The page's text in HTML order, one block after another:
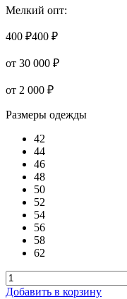
Мелкий опт:
400 ₽400 ₽
от 30 000 ₽
от 2 000 ₽
Размеры одежды
42
44
46
48
50
52
54
56
58
62
Добавить в корзину